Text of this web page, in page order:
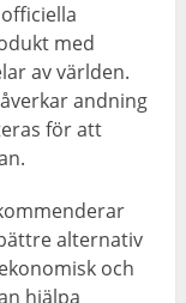
med
av världen.
andning
för att
alternativ
och
hjälpa